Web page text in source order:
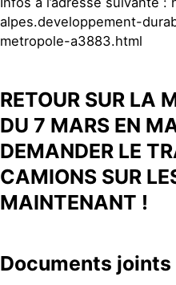
alpes.developpement-
metropole-a3883.html
RETOUR SUR LA
DU 7 MARS EN
DEMANDER LE
CAMIONS SUR
MAINTENANT !
Documents joints